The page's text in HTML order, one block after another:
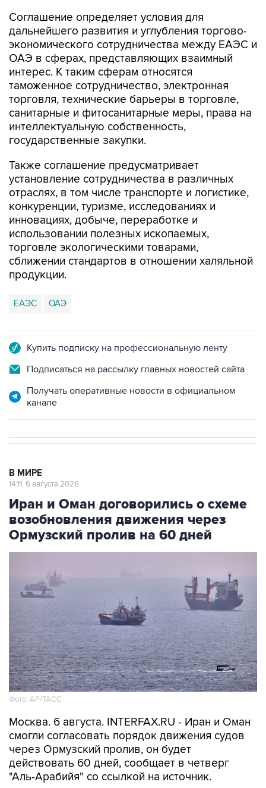
Соглашение определяет условия для
дальнейшего развития и углубления торгово-
экономического сотрудничества между ЕАЭС и
ОАЭ в сферах, представляющих взаимный
интерес. К таким сферам относятся
таможенное сотрудничество, электронная
торговля, технические барьеры в торговле,
санитарные и фитосанитарные меры, права на
интеллектуальную собственность,
государственные закупки.
Также соглашение предусматривает
установление сотрудничества в различных
отраслях, в том числе транспорте и логистике,
конкуренции, туризме, исследованиях и
инновациях, добыче, переработке и
использовании полезных ископаемых,
торговле экологическими товарами,
сближении стандартов в отношении халяльной
продукции.
ЕАЭС ОАЭ
Купить подписку на профессиональную ленту
Подписаться на рассылку главных новостей сайта
Получать оперативные новости в официальном
канале
В МИРЕ
14:11, 6 августа 2026
Иран и Оман договорились о схеме
возобновления движения через
Ормузский пролив на 60 дней
Фото: AP/ТАСС
Москва. 6 августа. INTERFAX.RU - Иран и Оман
смогли согласовать порядок движения судов
через Ормузский пролив, он будет
действовать 60 дней, сообщает в четверг
"Аль-Арабийя" со ссылкой на источник.